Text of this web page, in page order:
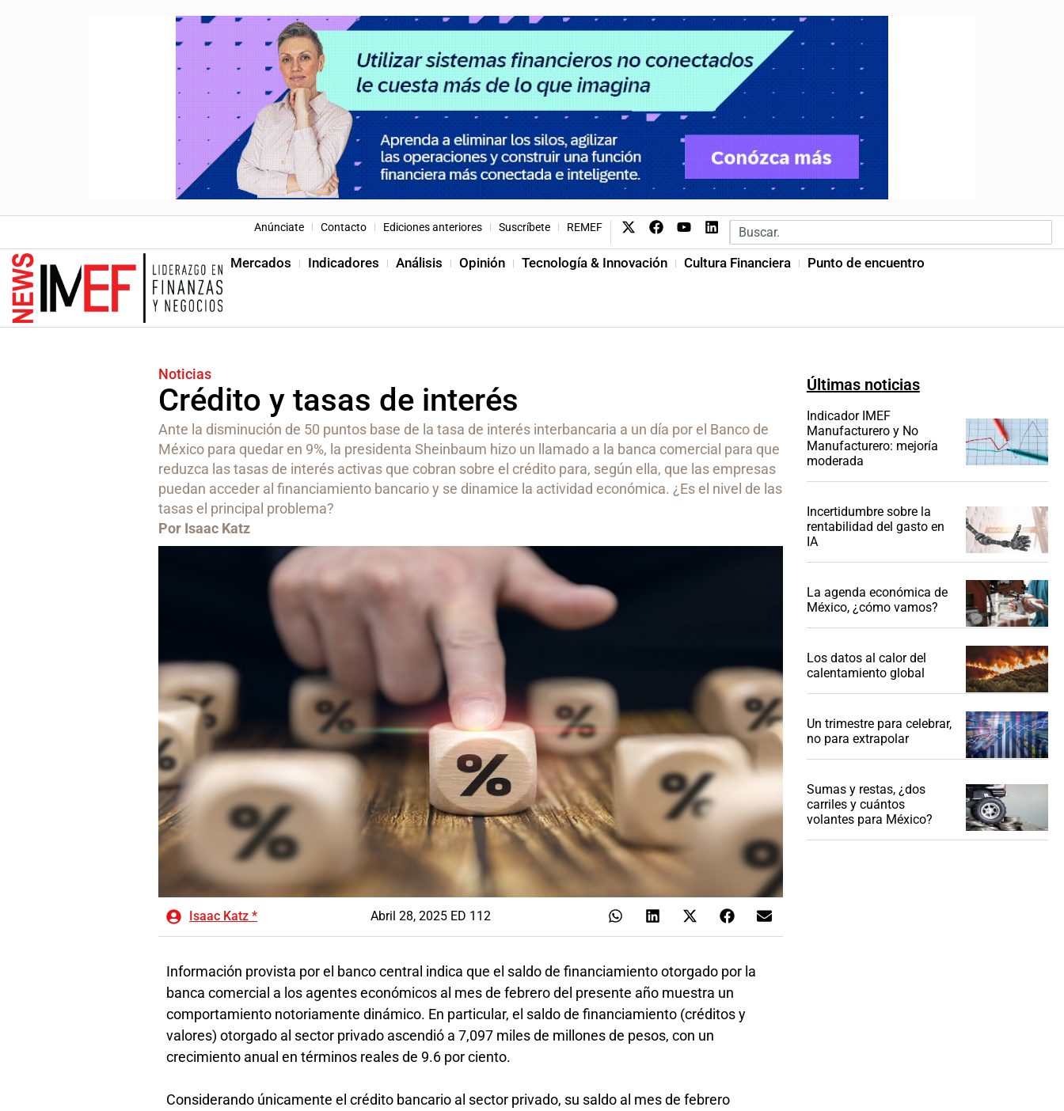
Anúnciate Contacto Ediciones anteriores Suscríbete REMEF
Mercados Indicadores Análisis Opinión Tecnología & Innovación Cultura Financiera Punto de encuentro
Noticias
Crédito y tasas de interés
Ante la disminución de 50 puntos base de la tasa de interés interbancaria a un día por el Banco de
México para quedar en 9%, la presidenta Sheinbaum hizo un llamado a la banca comercial para que
reduzca las tasas de interés activas que cobran sobre el crédito para, según ella, que las empresas
puedan acceder al financiamiento bancario y se dinamice la actividad económica. ¿Es el nivel de las
tasas el principal problema?
Por Isaac Katz
Isaac Katz * Abril 28, 2025 ED 112
Información provista por el banco central indica que el saldo de financiamiento otorgado por la
banca comercial a los agentes económicos al mes de febrero del presente año muestra un
comportamiento notoriamente dinámico. En particular, el saldo de financiamiento (créditos y
valores) otorgado al sector privado ascendió a 7,097 miles de millones de pesos, con un
crecimiento anual en términos reales de 9.6 por ciento.
Considerando únicamente el crédito bancario al sector privado, su saldo al mes de febrero
Últimas noticias
Indicador IMEF
Manufacturero y No
Manufacturero: mejoría
moderada
Incertidumbre sobre la
rentabilidad del gasto en
IA
La agenda económica de
México, ¿cómo vamos?
Los datos al calor del
calentamiento global
Un trimestre para celebrar,
no para extrapolar
Sumas y restas, ¿dos
carriles y cuántos
volantes para México?